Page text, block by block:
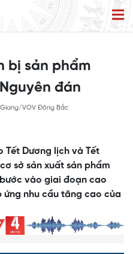
bị sản phẩm
đán
Giang/VOV Đông Bắc
Tết Dương lịch và Tết
sở sản xuất sản phẩm
vào giai đoạn cao
nhu cầu tăng cao của